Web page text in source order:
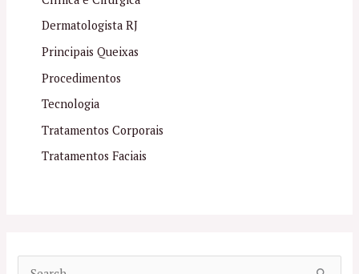
Dermatologista RJ
Principais Queixas
Procedimentos
Tecnologia
Tratamentos Corporais
Tratamentos Faciais